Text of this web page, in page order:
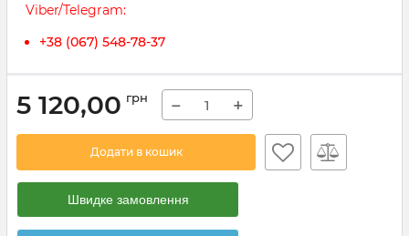
Viber/Telegram:
+38 (067) 548-78-37
5 120,00 грн − +
Додати в кошик
Швидке замовлення